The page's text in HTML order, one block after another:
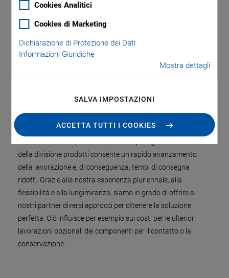
Cookies Analitici
Cookies di Marketing
Dichiarazione di Protezione dei Dati
Informazioni Giuridiche
Mostra dettagli
SALVA IMPOSTAZIONI
ACCETTA TUTTI I COOKIES
Tempi di Consegna Rapidi e
Soluzioni Flessibili
Nel Tech Center lavoriamo principalmente componenti
o il prototipo, nonché articoli prodotti in serie con requisiti
speciali. Qui, sia i pezzi singoli che le piccole serie vengono
realizzati separatamente dalla produzione in serie,
della divisione prodotti consente un rapido avanzamento
della lavorazione e, di conseguenza, tempi di consegna
ridotti. Grazie alla nostra esperienza pluriennale, alla
flessibilità e alla lungimiranza, siamo in grado di offrire ai
nostri partner diversi approcci per ottenere la soluzione
perfetta. Ciò influisce per esempio sui costi per le ulteriori
lavorazioni opzionali dei componenti per il contatto o la
conservazione.